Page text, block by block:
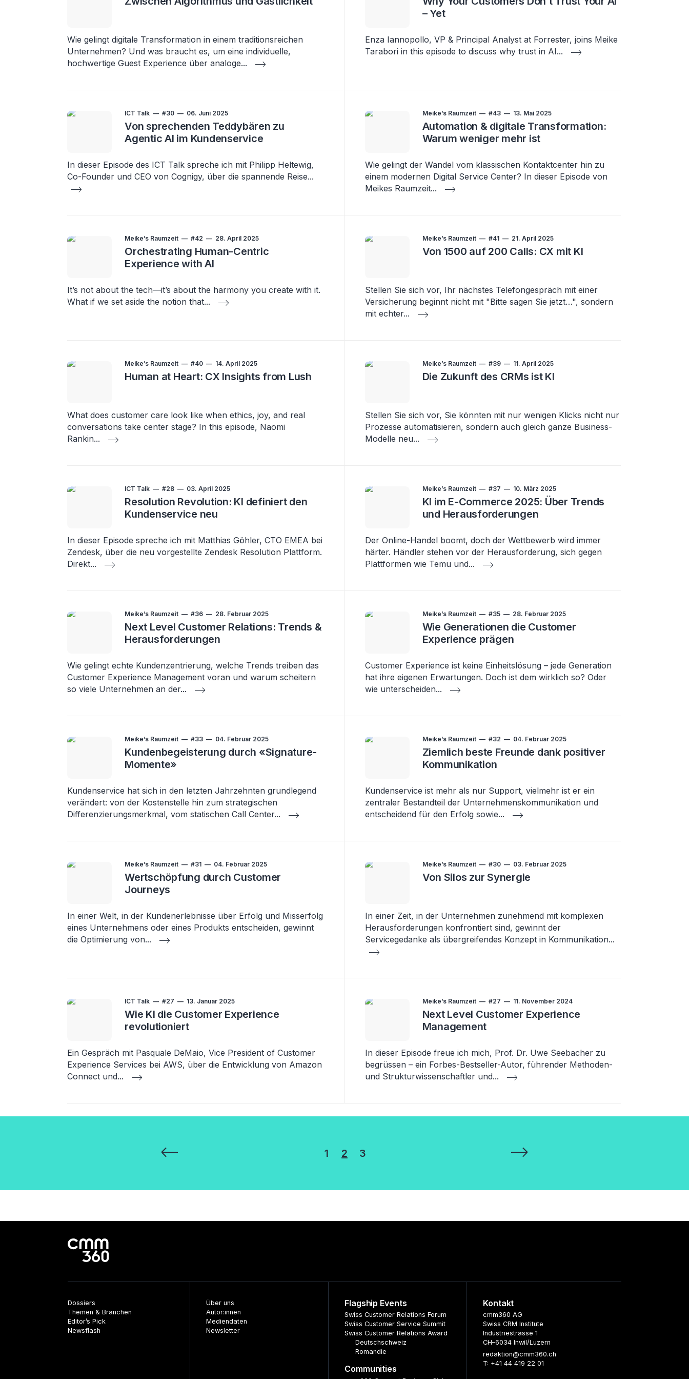
Wie gelingt digitale Transformation in einem traditionsreichen
Unternehmen? Und was braucht es, um eine individuelle,
hochwertige Guest Experience über analoge...
– Yet
Enza Iannopollo, VP & Principal Analyst at Forrester, joins Meike
Tarabori in this episode to discuss why trust in AI...
ICT Talk #30 06. Juni 2025
Von sprechenden Teddybären zu
Agentic AI im Kundenservice
In dieser Episode des ICT Talk spreche ich mit Philipp Heltewig,
Co-Founder und CEO von Cognigy, über die spannende Reise...
Meike’s Raumzeit #43 13. Mai 2025
Automation & digitale Transformation:
Warum weniger mehr ist
Wie gelingt der Wandel vom klassischen Kontaktcenter hin zu
einem modernen Digital Service Center? In dieser Episode von
Meikes Raumzeit...
Meike’s Raumzeit #42 28. April 2025
Orchestrating Human-Centric
Experience with AI
It’s not about the tech—it’s about the harmony you create with it.
What if we set aside the notion that...
Meike’s Raumzeit #41 21. April 2025
Von 1500 auf 200 Calls: CX mit KI
Stellen Sie sich vor, Ihr nächstes Telefongespräch mit einer
Versicherung beginnt nicht mit "Bitte sagen Sie jetzt…", sondern
mit echter...
Meike’s Raumzeit #40 14. April 2025
Human at Heart: CX Insights from Lush
What does customer care look like when ethics, joy, and real
conversations take center stage? In this episode, Naomi
Rankin...
Meike’s Raumzeit #39 11. April 2025
Die Zukunft des CRMs ist KI
Stellen Sie sich vor, Sie könnten mit nur wenigen Klicks nicht nur
Prozesse automatisieren, sondern auch gleich ganze Business-
Modelle neu...
ICT Talk #28 03. April 2025
Resolution Revolution: KI definiert den
Kundenservice neu
In dieser Episode spreche ich mit Matthias Göhler, CTO EMEA bei
Zendesk, über die neu vorgestellte Zendesk Resolution Plattform.
Direkt...
Meike’s Raumzeit #37 10. März 2025
KI im E-Commerce 2025: Über Trends
und Herausforderungen
Der Online-Handel boomt, doch der Wettbewerb wird immer
härter. Händler stehen vor der Herausforderung, sich gegen
Plattformen wie Temu und...
Meike’s Raumzeit #36 28. Februar 2025
Next Level Customer Relations: Trends &
Herausforderungen
Wie gelingt echte Kundenzentrierung, welche Trends treiben das
Customer Experience Management voran und warum scheitern
so viele Unternehmen an der...
Meike’s Raumzeit #35 28. Februar 2025
Wie Generationen die Customer
Experience prägen
Customer Experience ist keine Einheitslösung – jede Generation
hat ihre eigenen Erwartungen. Doch ist dem wirklich so? Oder
wie unterscheiden...
Meike’s Raumzeit #33 04. Februar 2025
Kundenbegeisterung durch «Signature-
Momente»
Kundenservice hat sich in den letzten Jahrzehnten grundlegend
verändert: von der Kostenstelle hin zum strategischen
Differenzierungsmerkmal, vom statischen Call Center...
Meike’s Raumzeit #32 04. Februar 2025
Ziemlich beste Freunde dank positiver
Kommunikation
Kundenservice ist mehr als nur Support, vielmehr ist er ein
zentraler Bestandteil der Unternehmenskommunikation und
entscheidend für den Erfolg sowie...
Meike’s Raumzeit #31 04. Februar 2025
Wertschöpfung durch Customer
Journeys
In einer Welt, in der Kundenerlebnisse über Erfolg und Misserfolg
eines Unternehmens oder eines Produkts entscheiden, gewinnt
die Optimierung von...
Meike’s Raumzeit #30 03. Februar 2025
Von Silos zur Synergie
In einer Zeit, in der Unternehmen zunehmend mit komplexen
Herausforderungen konfrontiert sind, gewinnt der
Servicegedanke als übergreifendes Konzept in Kommunikation...
ICT Talk #27 13. Januar 2025
Wie KI die Customer Experience
revolutioniert
Ein Gespräch mit Pasquale DeMaio, Vice President of Customer
Experience Services bei AWS, über die Entwicklung von Amazon
Connect und...
Meike’s Raumzeit #27 11. November 2024
Next Level Customer Experience
Management
In dieser Episode freue ich mich, Prof. Dr. Uwe Seebacher zu
begrüssen – ein Forbes-Bestseller-Autor, führender Methoden-
und Strukturwissenschaftler und...
Seitennummerierung
1 2 3
Dossiers
Themen & Branchen
Editor’s Pick
Newsflash
Über uns
Autor:innen
Mediendaten
Newsletter
Flagship Events
Swiss Customer Relations Forum
Swiss Customer Service Summit
Swiss Customer Relations Award
Deutschschweiz
Romandie
Communities
Kontakt
cmm360 AG
Swiss CRM Institute
Industriestrasse 1
CH–6034 Inwil/Luzern
redaktion@cmm360.ch
T: +41 44 419 22 01